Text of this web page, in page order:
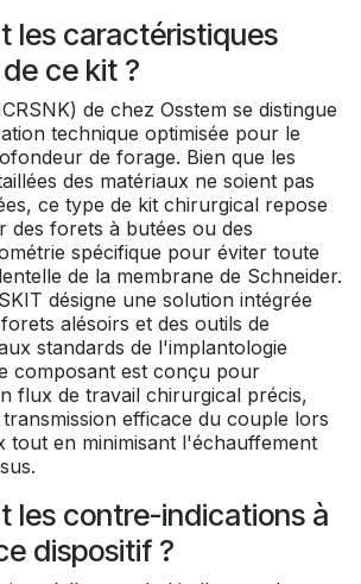
les caractéristiques
ce kit ?
de chez Osstem se distingue
technique optimisée pour le
de forage. Bien que les
des matériaux ne soient pas
ce type de kit chirurgical repose
des forets à butées ou des
spécifique pour éviter toute
de la membrane de Schneider.
désigne une solution intégrée
alésoirs et des outils de
standards de l'implantologie
composant est conçu pour
flux de travail chirurgical précis,
efficace du couple lors
tout en minimisant l'échauffement
les contre-indications à
dispositif ?